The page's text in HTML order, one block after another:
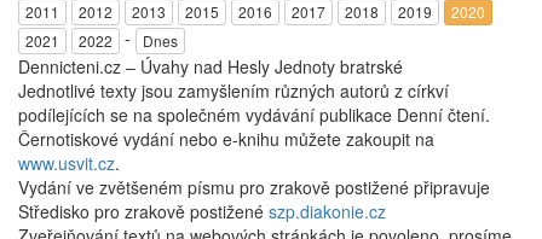
2011 2012 2013 2015 2016 2017 2018 2019
2020
2021
2022 - Dnes
Dennicteni.cz – Úvahy nad Hesly Jednoty bratrské
Jednotlivé texty jsou zamyšlením různých autorů z církví
podílejících se na společném vydávání publikace Denní čtení.
Černotiskové vydání nebo e-knihu můžete zakoupit na
www.usvit.cz.
Vydání ve zvětšeném písmu pro zrakově postižené připravuje
Středisko pro zrakově postižené szp.diakonie.cz